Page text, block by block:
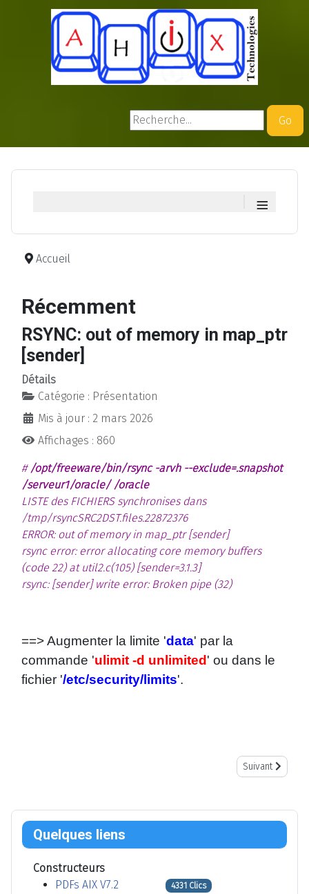
Rechercher
Go
≡
Accueil
Récemment
RSYNC: out of memory in map_ptr
[sender]
Détails
Catégorie : Présentation
Mis à jour : 2 mars 2026
Affichages : 860
# /opt/freeware/bin/rsync -arvh --exclude=.snapshot
/serveur1/oracle/ /oracle
LISTE des FICHIERS synchronises dans
/tmp/rsyncSRC2DST.files.22872376
ERROR: out of memory in map_ptr [sender]
rsync error: error allocating core memory buffers
(code 22) at util2.c(105) [sender=3.1.3]
rsync: [sender] write error: Broken pipe (32)
==> Augmenter la limite 'data' par la
commande 'ulimit -d unlimited ' ou dans le
fichier '/etc/security/limits'.
Article suivant
Suivant
Quelques liens
Constructeurs
PDFs AIX V7.2
4331 Clics